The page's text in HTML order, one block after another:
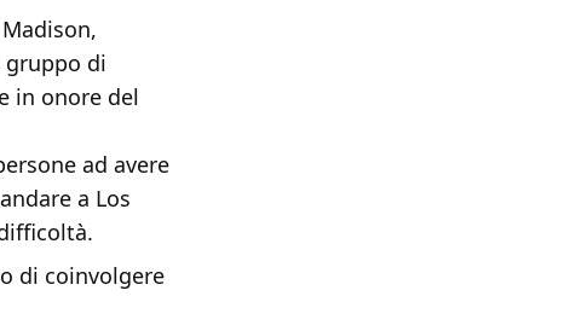
gruppo di
in onore del
ad avere
a Los
di coinvolgere